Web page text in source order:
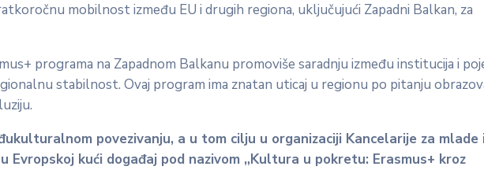
mobilnost između EU i drugih regiona, uključujući Zapadni Balkan, za
programa na Zapadnom Balkanu promoviše saradnju između institucija i
stabilnost. Ovaj program ima znatan uticaj u regionu po pitanju
povezivanju, a u tom cilju u organizaciji Kancelarije za mlade i
Evropskoj kući događaj pod nazivom „Kultura u pokretu: Erasmus+ kroz